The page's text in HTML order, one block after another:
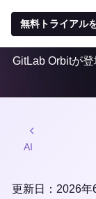
無料トライアル
GitLab Orbitが
AI
更新日：2026年